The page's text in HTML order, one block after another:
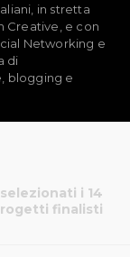
in stretta
Creative, e con
Networking e
di
blogging e
i 14
finalisti